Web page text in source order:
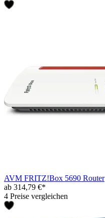
AVM FRITZ!Box 5690 Router
ab 314,79 €*
4 Preise vergleichen